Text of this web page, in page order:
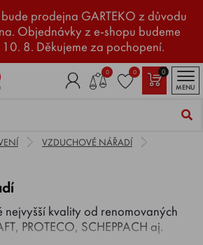
prodejna GARTEKO z důvodu
Objednávky z e-shopu budeme
8. Děkujeme za pochopení.
0 0
0
MENU
VZDUCHOVÉ NÁŘADÍ
kvality od renomovaných
PROTECO, SCHEPPACH aj.